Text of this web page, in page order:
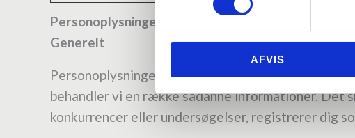
AFVIS
Personoplysninger
Generelt
Personoplysninger er alle slags informationer,
behandler vi en række sådanne informationer. Det
konkurrencer eller undersøgelser, registrerer dig